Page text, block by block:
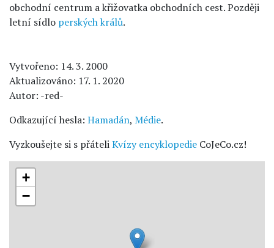
obchodní centrum a křižovatka obchodních cest. Později
letní sídlo perských králů.
Vytvořeno: 14. 3. 2000
Aktualizováno: 17. 1. 2020
Autor: -red-
Odkazující hesla: Hamadán, Médie.
Vyzkoušejte si s přáteliKvízy encyklopedie CoJeCo.cz!
+
−